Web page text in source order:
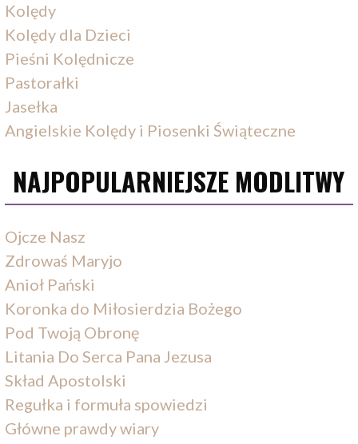
Kolędy
Kolędy dla Dzieci
Pieśni Kolędnicze
Pastorałki
Jasełka
Angielskie Kolędy i Piosenki Świąteczne
NAJPOPULARNIEJSZE MODLITWY
Ojcze Nasz
Zdrowaś Maryjo
Anioł Pański
Koronka do Miłosierdzia Bożego
Pod Twoją Obronę
Litania Do Serca Pana Jezusa
Skład Apostolski
Regułka i formuła spowiedzi
Główne prawdy wiary